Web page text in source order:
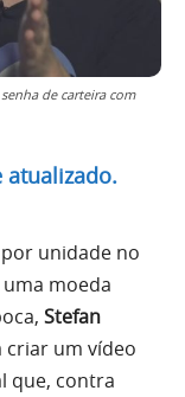
de carteira com
atualizado.
unidade no
moeda
Stefan
criar um vídeo
que, contra